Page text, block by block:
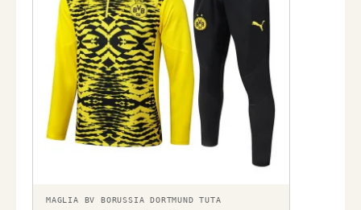
MAGLIA BV BORUSSIA DORTMUND TUTA